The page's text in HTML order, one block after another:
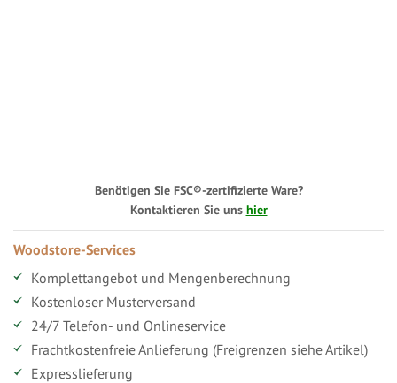
Benötigen Sie FSC®-zertifizierte Ware?
Kontaktieren Sie uns hier
Woodstore-Services
Komplettangebot und Mengenberechnung
Kostenloser Musterversand
24/7 Telefon- und Onlineservice
Frachtkostenfreie Anlieferung (Freigrenzen siehe Artikel)
Expresslieferung